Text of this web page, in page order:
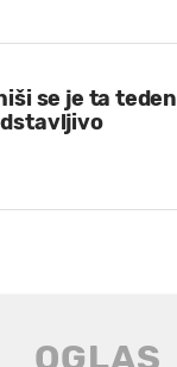
se je ta teden